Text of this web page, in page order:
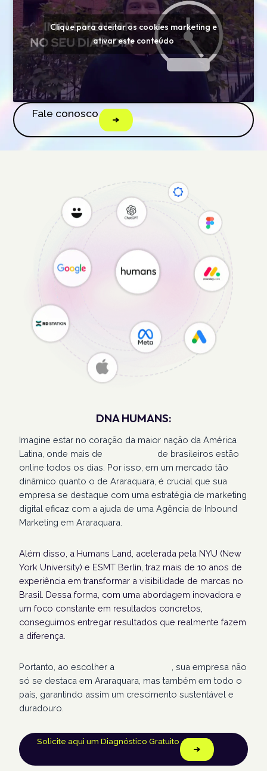
Clique para aceitar os cookies marketing e
ativar este conteúdo
Fale conosco
DNA HUMANS:
Imagine estar no coração da maior nação da América
Latina, onde mais de
de brasileiros estão
online todos os dias. Por isso, em um mercado tão
dinâmico quanto o de Araraquara, é crucial que sua
empresa se destaque com uma estratégia de marketing
digital eficaz com a ajuda de uma Agência de Inbound
Marketing em Araraquara.
Além disso, a Humans Land, acelerada pela NYU (New
York University) e ESMT Berlin, traz mais de 10 anos de
experiência em transformar a visibilidade de marcas no
Brasil. Dessa forma, com uma abordagem inovadora e
um foco constante em resultados concretos,
conseguimos entregar resultados que realmente fazem
a diferença.
Portanto, ao escolher a
, sua empresa não
só se destaca em Araraquara, mas também em todo o
país, garantindo assim um crescimento sustentável e
duradouro.
Solicite aqui um Diagnóstico Gratuito